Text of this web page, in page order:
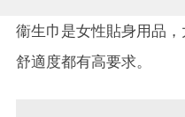
衞生巾是女性貼身用品
舒適度都有高要求。